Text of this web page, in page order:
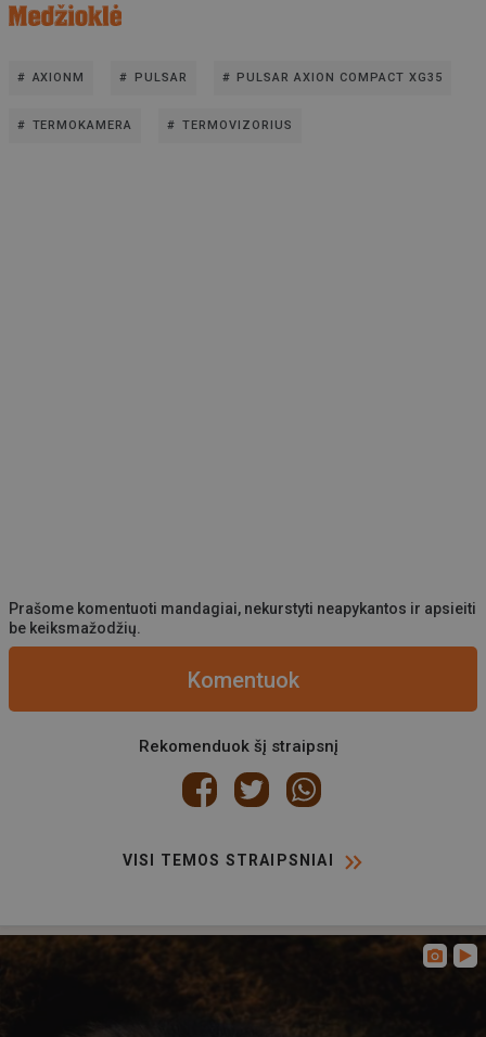
AXIONM PULSAR PULSAR AXION COMPACT XG35
TERMOKAMERA TERMOVIZORIUS
Prašome komentuoti mandagiai, nekurstyti neapykantos ir apsieiti
be keiksmažodžių.
Komentuok
Rekomenduok šį straipsnį
VISI TEMOS STRAIPSNIAI